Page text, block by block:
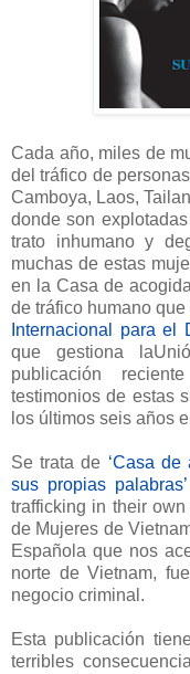
Cada año, miles de
del tráfico de
Camboya, Laos,
donde son
trato inhumano y
muchas de estas
en la Casa de
de tráfico humano que
Internacional para el
que gestiona
publicación
testimonios de estas
los últimos seis años
Se trata de ‘Casa
sus propias palabras’
trafficking in their
de Mujeres de
Española que nos
norte de Vietnam,
negocio criminal.
Esta publicación
terribles